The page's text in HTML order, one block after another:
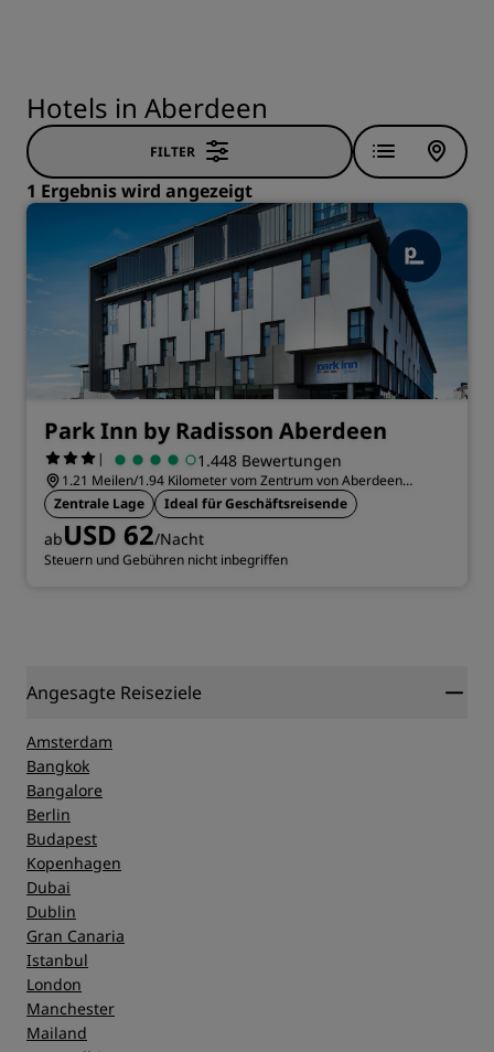
Hotels in Aberdeen
FILTER
1 Ergebnis wird angezeigt
Park Inn by Radisson Aberdeen
| 1.448 Bewertungen
1.21 Meilen/1.94 Kilometer vom Zentrum von Aberdeen
entfernt
Zentrale Lage Ideal für Geschäftsreisende
abUSD 62/Nacht
Steuern und Gebühren nicht inbegriffen
Angesagte Reiseziele
Amsterdam
Bangkok
Bangalore
Berlin
Budapest
Kopenhagen
Dubai
Dublin
Gran Canaria
Istanbul
London
Manchester
Mailand